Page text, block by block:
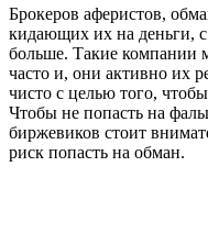
Брокеров аферистов,
кидающих их на деньги,
больше. Такие компании
часто и, они активно их
чисто с целью того,
Чтобы не попасть на
биржевиков стоит
риск попасть на обман.